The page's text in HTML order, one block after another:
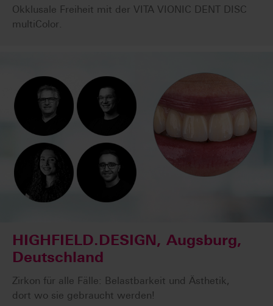
Okklusale Freiheit mit der VITA VIONIC DENT DISC
multiColor.
HIGHFIELD.DESIGN, Augsburg,
Deutschland
Zirkon für alle Fälle: Belastbarkeit und Ästhetik,
dort wo sie gebraucht werden!